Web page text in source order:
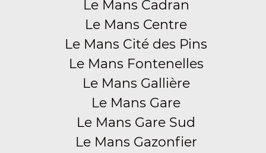
Le Mans Cadran
Le Mans Centre
Le Mans Cité des Pins
Le Mans Fontenelles
Le Mans Gallière
Le Mans Gare
Le Mans Gare Sud
Le Mans Gazonfier